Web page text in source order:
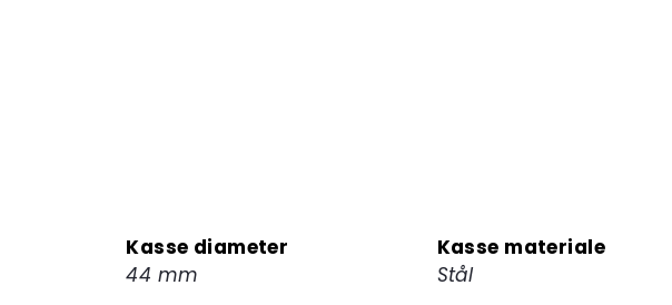
Kasse diameter
44 mm
Kasse materiale
Stål